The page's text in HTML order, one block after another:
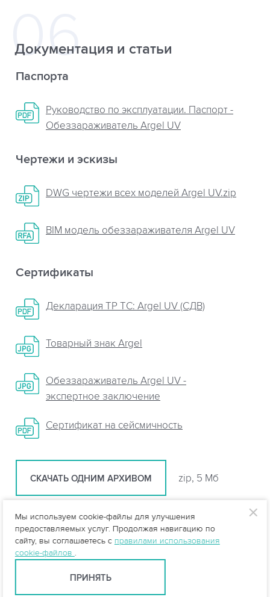
Документация и статьи
Паспорта
Руководство по эксплуатации. Паспорт -
Обеззараживатель Argel UV
Чертежи и эскизы
DWG чертежи всех моделей Argel UV.zip
BIM модель обеззараживателя Argel UV
Сертификаты
Декларация ТР ТС: Argel UV (СДВ)
Товарный знак Argel
Обеззараживатель Argel UV -
экспертное заключение
Сертификат на сейсмичность
СКАЧАТЬ ОДНИМ АРХИВОМ zip, 5 Мб
Статьи
Мы используем cookie-файлы для улучшения
предоставляемых услуг. Продолжая навигацию по
сайту, вы соглашаетесь с правилами использования
cookie-файлов .
ПРИНЯТЬ